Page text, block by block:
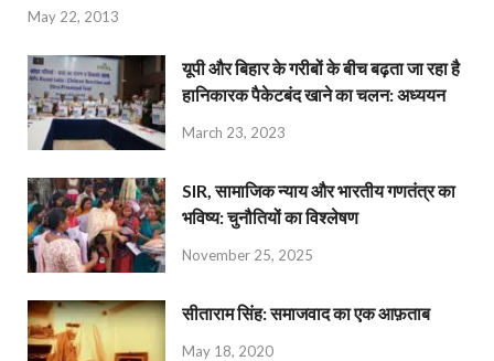
May 22, 2013
यूपी और बिहार के गरीबों के बीच बढ़ता जा रहा है
हानिकारक पैकेटबंद खाने का चलन: अध्ययन
March 23, 2023
SIR, सामाजिक न्याय और भारतीय गणतंत्र का
भविष्य: चुनौतियों का विश्लेषण
November 25, 2025
सीताराम सिंह: समाजवाद का एक आफ़ताब
May 18, 2020